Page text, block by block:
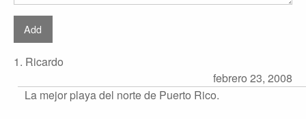
1. Ricardo
febrero 23, 2008
La mejor playa del norte de Puerto Rico.